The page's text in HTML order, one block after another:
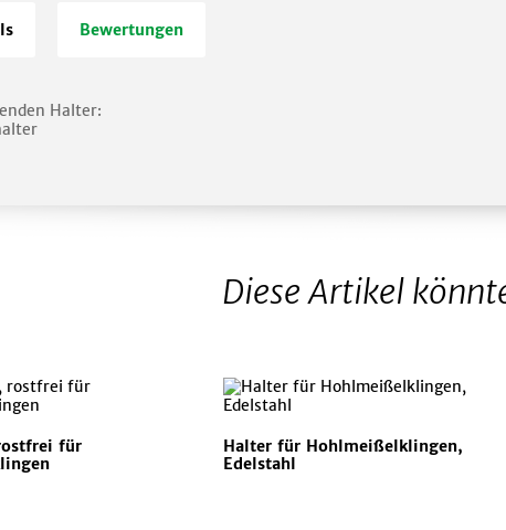
Bewertungen
Halter:
Diese Artikel
für
Halter für Hohlmeißelklingen,
Edelstahl